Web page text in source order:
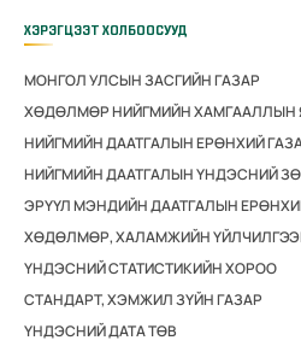
ХЭРЭГЦЭЭТ ХОЛБООСУУД
МОНГОЛ УЛСЫН ЗАСГИЙН ГАЗАР
ХӨДӨЛМӨР НИЙГМИЙН ХАМГААЛЛЫН
НИЙГМИЙН ДААТГАЛЫН ЕРӨНХИЙ
НИЙГМИЙН ДААТГАЛЫН ҮНДЭСНИЙ
ЭРҮҮЛ МЭНДИЙН ДААТГАЛЫН
ХӨДӨЛМӨР, ХАЛАМЖИЙН
ҮНДЭСНИЙ СТАТИСТИКИЙН ХОРОО
СТАНДАРТ, ХЭМЖИЛ ЗҮЙН ГАЗАР
ҮНДЭСНИЙ ДАТА ТӨВ